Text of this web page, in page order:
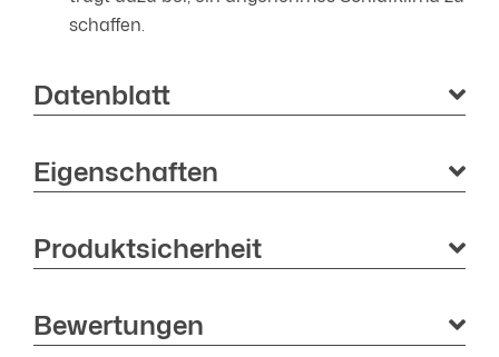
schaffen.
Datenblatt
Eigenschaften
Produktsicherheit
Bewertungen